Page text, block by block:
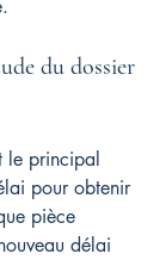
du dossier
le principal
pour obtenir
pièce
délai